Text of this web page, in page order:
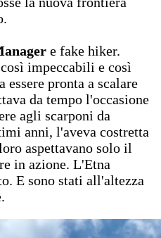
e fake hiker.
impeccabili e così
pronta a scalare
da tempo l'occasione
agli scarponi da
anni, l'aveva costretta
aspettavano solo il
in azione. L'Etna
E sono stati all'altezza